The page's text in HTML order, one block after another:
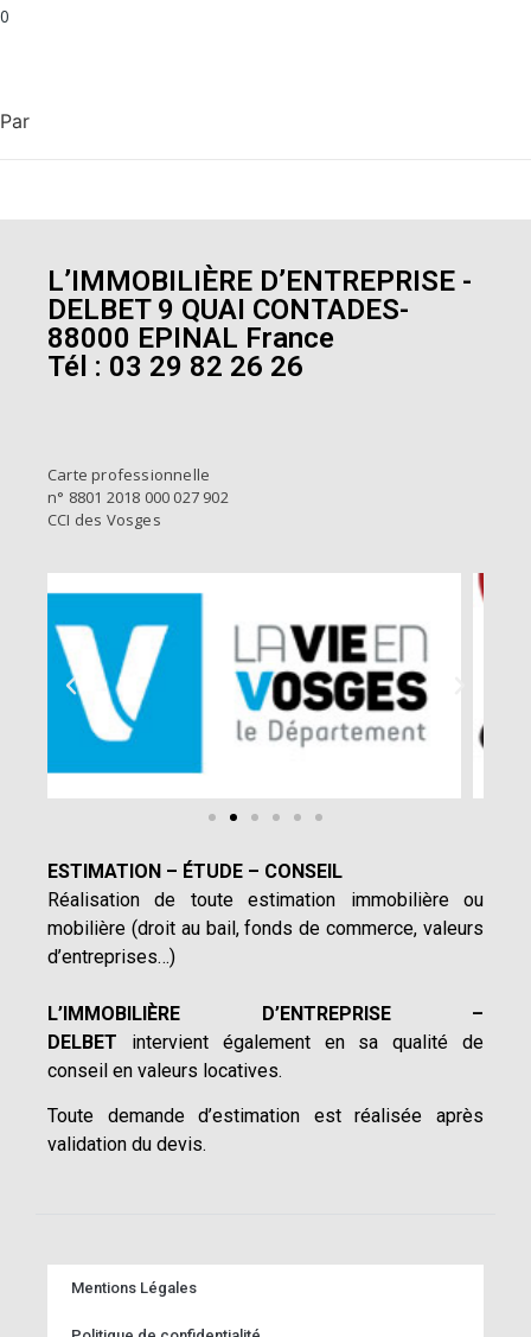
0
Par
L’IMMOBILIÈRE D’ENTREPRISE -
DELBET 9 QUAI CONTADES-
88000 EPINAL France
Tél : 03 29 82 26 26
Carte professionnelle
n° 8801 2018 000 027 902
CCI des Vosges
ESTIMATION – ÉTUDE – CONSEIL
Réalisation de toute estimation immobilière ou
mobilière (droit au bail, fonds de commerce, valeurs
d’entreprises…)
L’IMMOBILIÈRE D’ENTREPRISE –
DELBET intervient également en sa qualité de
conseil en valeurs locatives.
Toute demande d’estimation est réalisée après
validation du devis.
Mentions Légales